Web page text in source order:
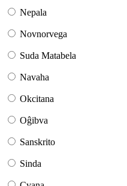
Nepala
Novnorvega
Suda Matabela
Navaha
Okcitana
Oĝibva
Sanskrito
Sinda